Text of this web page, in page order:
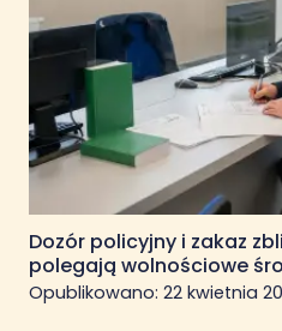
Dozór policyjny i zakaz
polegają wolnościowe
Opublikowano: 22 kwietnia